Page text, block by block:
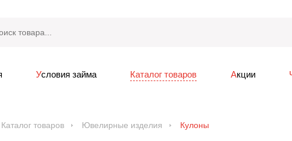
Условия займа Каталог товаров Акции
Каталог товаров Ювелирные изделия Кулоны